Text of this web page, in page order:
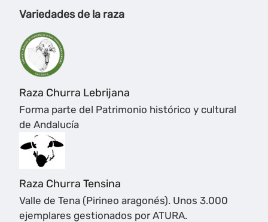
Variedades de la raza
Raza Churra Lebrijana
Forma parte del Patrimonio histórico y cultural
de Andalucía
Raza Churra Tensina
Valle de Tena (Pirineo aragonés). Unos 3.000
ejemplares gestionados por ATURA.